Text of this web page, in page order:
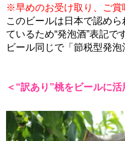
※早めのお受け取り、ご賞
このビールは日本で認め
ているため“発泡酒”表記
ビール同じで「節税型発泡
＜“訳あり”桃をビールに